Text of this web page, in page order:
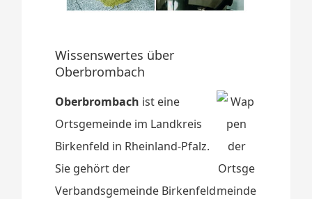
Wissenswertes über
Oberbrombach
Oberbrombach ist eine
Ortsgemeinde im Landkreis
Birkenfeld in Rheinland-Pfalz.
Sie gehört der
Verbandsgemeinde Birkenfeld